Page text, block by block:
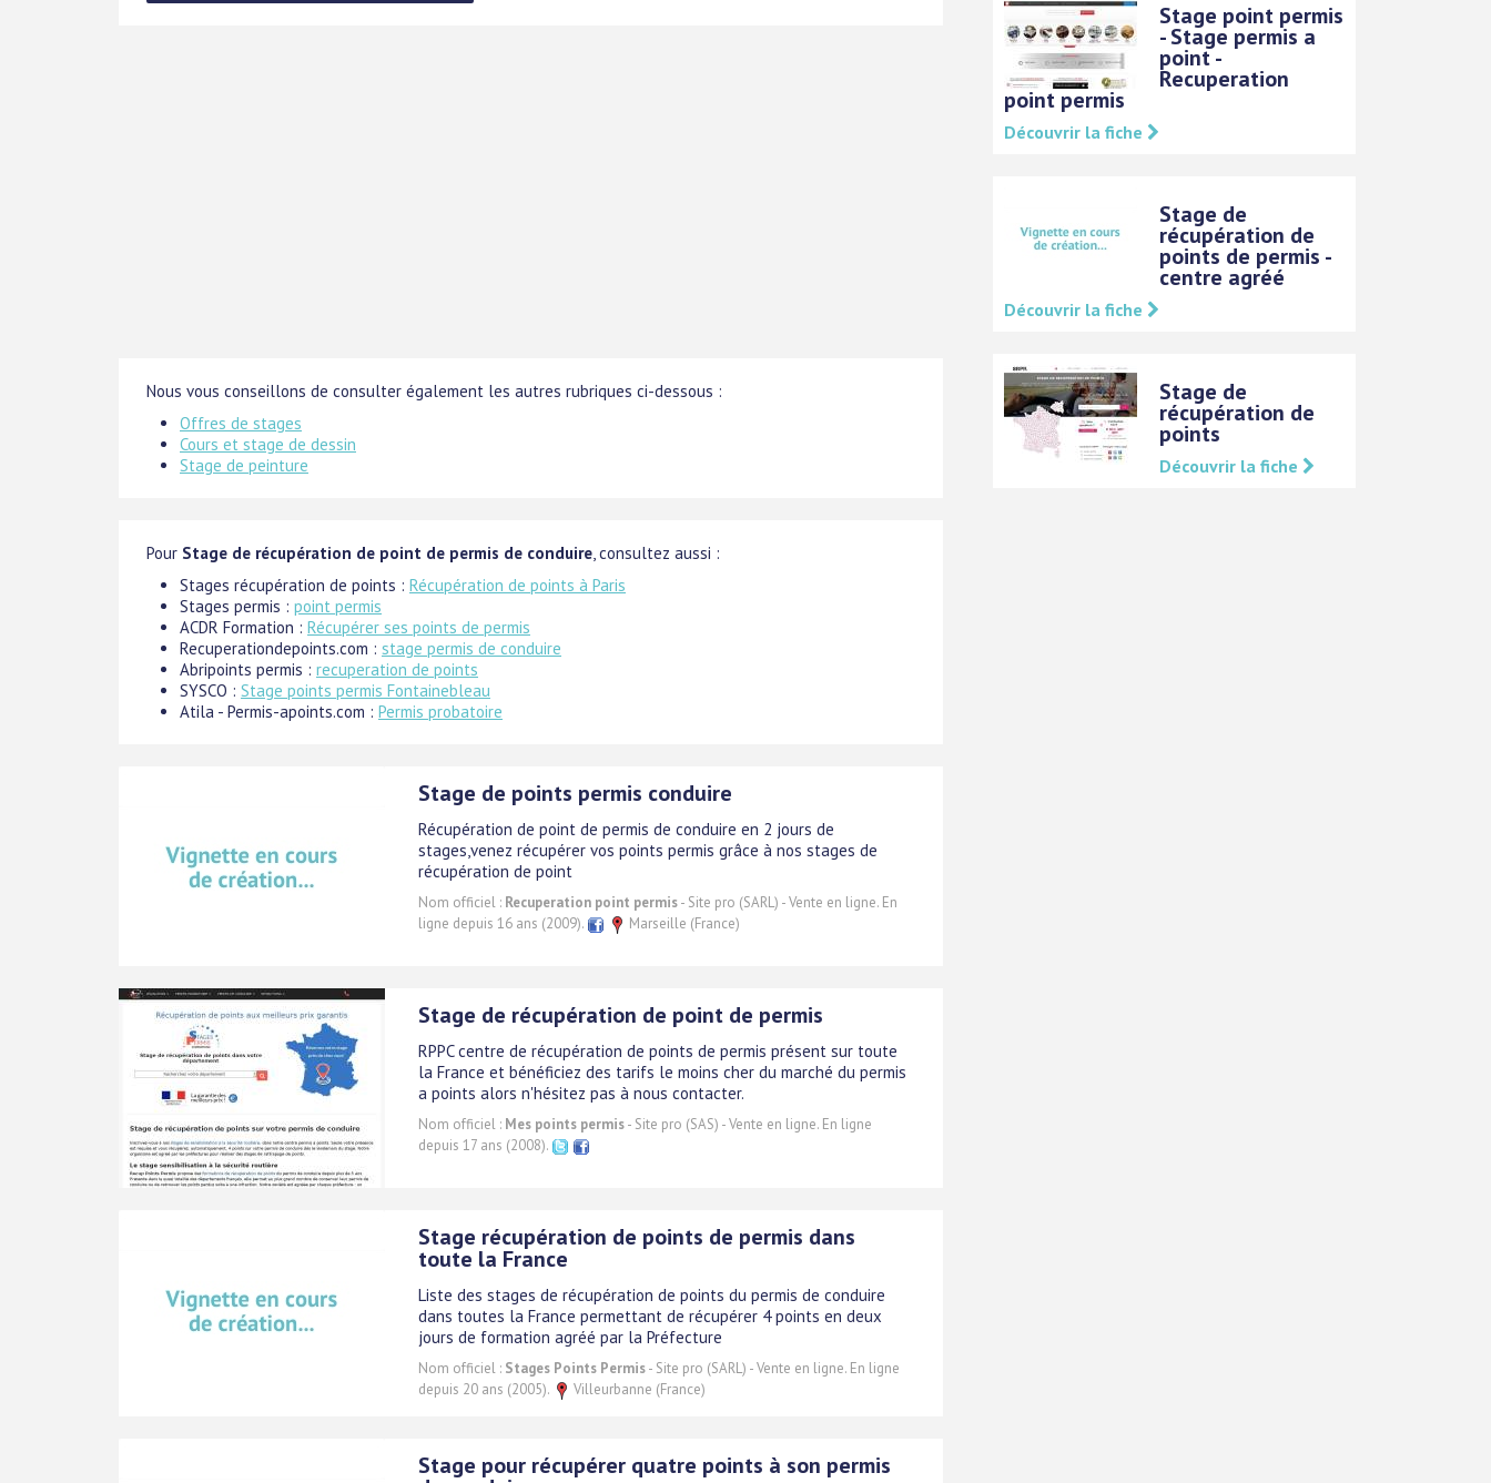
Nous vous conseillons de consulter également les autres rubriques ci-dessous :
Offres de stages
Cours et stage de dessin
Stage de peinture
Pour Stage de récupération de point de permis de conduire, consultez aussi :
Stages récupération de points : Récupération de points à Paris
Stages permis : point permis
ACDR Formation : Récupérer ses points de permis
Recuperationdepoints.com : stage permis de conduire
Abripoints permis : recuperation de points
SYSCO : Stage points permis Fontainebleau
Atila - Permis-apoints.com : Permis probatoire
Stage de points permis conduire
Récupération de point de permis de conduire en 2 jours de
stages,venez récupérer vos points permis grâce à nos stages de
récupération de point
Nom officiel : Recuperation point permis- Site pro (SARL) - Vente en ligne. En
ligne depuis 16 ans (2009).
Marseille (France)
Stage de récupération de point de permis
RPPC centre de récupération de points de permis présent sur toute
la France et bénéficiez des tarifs le moins cher du marché du permis
a points alors n'hésitez pas à nous contacter.
Nom officiel : Mes points permis- Site pro (SAS) - Vente en ligne. En ligne
depuis 17 ans (2008).
Stage récupération de points de permis dans
toute la France
Liste des stages de récupération de points du permis de conduire
dans toutes la France permettant de récupérer 4 points en deux
jours de formation agréé par la Préfecture
Nom officiel : Stages Points Permis- Site pro (SARL) - Vente en ligne. En ligne
depuis 20 ans (2005).
Villeurbanne (France)
Stage pour récupérer quatre points à son permis
Stage point permis
- Stage permis a
point -
Recuperation
point permis
Découvrir la fiche
Stage de
récupération de
points de permis -
centre agréé
Découvrir la fiche
Stage de
récupération de
points
Découvrir la fiche